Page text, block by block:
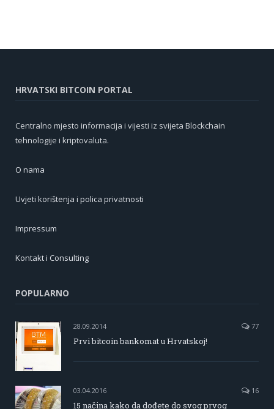
HRVATSKI BITCOIN PORTAL
Centralno mjesto informacija i vijesti iz svijeta Blockchain
tehnologije i kriptovaluta.
O nama
Uvjeti korištenja i polica privatnosti
Impressum
Kontakt i Consulting
POPULARNO
28.09.2014 77
Prvi bitcoin bankomat u Hrvatskoj!
03.04.2016 16
15 načina kako da dođete do svog prvog